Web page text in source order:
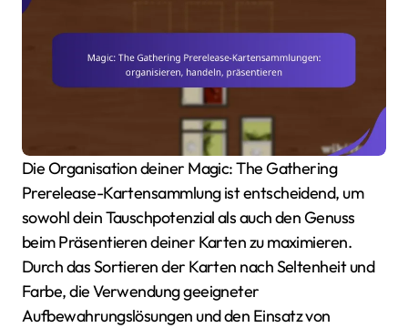
Die Organisation deiner Magic: The Gathering
Prerelease-Kartensammlung ist entscheidend, um
sowohl dein Tauschpotenzial als auch den Genuss
beim Präsentieren deiner Karten zu maximieren.
Durch das Sortieren der Karten nach Seltenheit und
Farbe, die Verwendung geeigneter
Aufbewahrungslösungen und den Einsatz von